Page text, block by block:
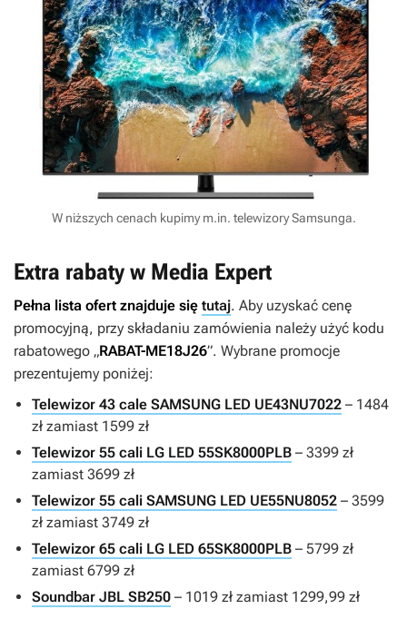
W niższych cenach kupimy m.in. telewizory Samsunga.
Extra rabaty w Media Expert
Pełna lista ofert znajduje się tutaj. Aby uzyskać cenę
promocyjną, przy składaniu zamówienia należy użyć kodu
rabatowego „RABAT-ME18J26”. Wybrane promocje
prezentujemy poniżej:
Telewizor 43 cale SAMSUNG LED UE43NU7022 – 1484
zł zamiast 1599 zł
Telewizor 55 cali LG LED 55SK8000PLB – 3399 zł
zamiast 3699 zł
Telewizor 55 cali SAMSUNG LED UE55NU8052 – 3599
zł zamiast 3749 zł
Telewizor 65 cali LG LED 65SK8000PLB – 5799 zł
zamiast 6799 zł
Soundbar JBL SB250 – 1019 zł zamiast 1299,99 zł